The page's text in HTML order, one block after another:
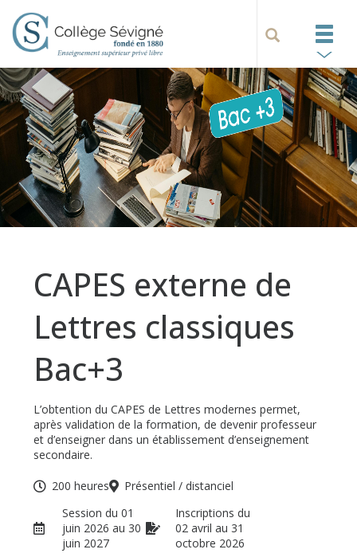
CAPES externe de
Lettres classiques
Bac+3
L’obtention du CAPES de Lettres modernes permet,
après validation de la formation, de devenir professeur
et d’enseigner dans un établissement d’enseignement
secondaire.
200 heures
Présentiel / distanciel
Session du 01
juin 2026 au 30
juin 2027
Inscriptions du
02 avril au 31
octobre 2026